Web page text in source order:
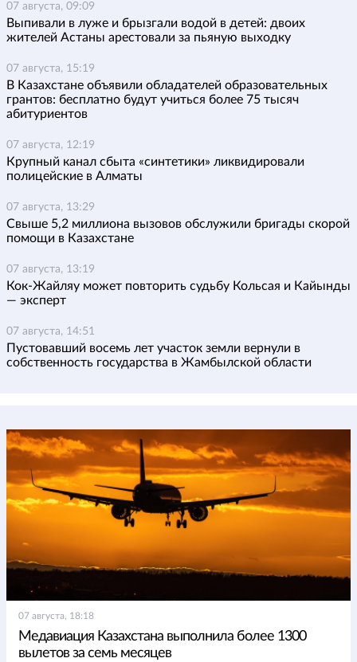
07 августа, 09:09
Выпивали в луже и брызгали водой в детей: двоих
жителей Астаны арестовали за пьяную выходку
07 августа, 15:19
В Казахстане объявили обладателей образовательных
грантов: бесплатно будут учиться более 75 тысяч
абитуриентов
07 августа, 12:19
Крупный канал сбыта «синтетики» ликвидировали
полицейские в Алматы
07 августа, 13:29
Свыше 5,2 миллиона вызовов обслужили бригады скорой
помощи в Казахстане
07 августа, 13:19
Кок-Жайляу может повторить судьбу Кольсая и Кайынды
— эксперт
07 августа, 14:51
Пустовавший восемь лет участок земли вернули в
собственность государства в Жамбылской области
07 августа, 18:18
Медавиация Казахстана выполнила более 1300
вылетов за семь месяцев